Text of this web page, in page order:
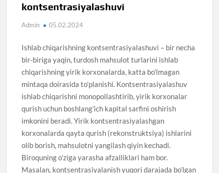
kontsentrasiyalashuvi
Admin 05.02.2024
Ishlab chiqarishning kontsentrasiyalashuvi – bir necha
bir-biriga yaqin, turdosh mahsulot turlarini ishlab
chiqarishning yirik korxonalarda, katta bo’lmagan
mintaqa doirasida to’planishi. Kontsentrasiyalashuv
ishlab chiqarishni monopollashtirib, yirik korxonalar
qurish uchun boshlang’ich kapital sarfini oshirish
imkonini beradi. Yirik kontsentrasiyalashgan
korxonalarda qayta qurish (rekonstruktsiya) ishlarini
olib borish, mahsulotni yangilash qiyin kechadi.
Biroquning o’ziga yarasha afzalliklari ham bor.
Masalan, kontsentrasiyalanish yuqori darajada bo’lgan